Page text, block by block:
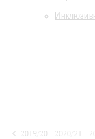
2019/20
2020/21